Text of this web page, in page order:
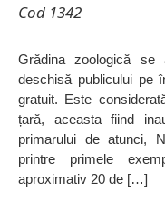
Cod 1342
Grădina zoologică
deschisă publicului pe
gratuit. Este
țară, aceasta fiind
primarului de atunci,
printre primele
aproximativ 20 de […]